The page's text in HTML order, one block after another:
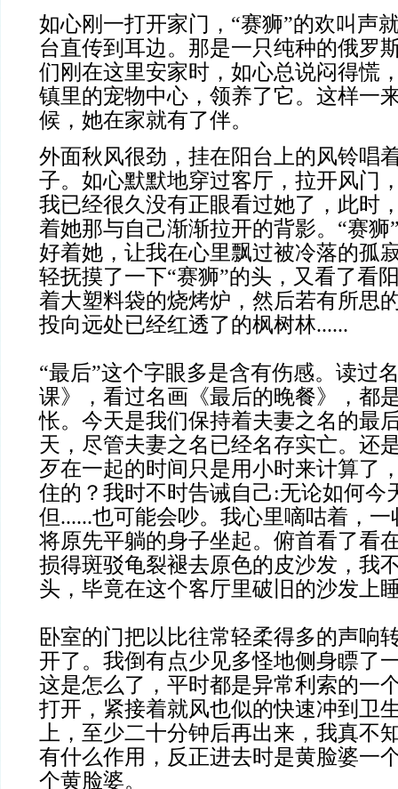
如心刚一打开家门，“赛狮”的欢叫声
台直传到耳边。那是一只纯种的俄罗
们刚在这里安家时，如心总说闷得慌
镇里的宠物中心，领养了它。这样一
候，她在家就有了伴。
外面秋风很劲，挂在阳台上的风铃唱
子。如心默默地穿过客厅，拉开风门
我已经很久没有正眼看过她了，此时
着她那与自己渐渐拉开的背影。“赛狮
好着她，让我在心里飘过被冷落的孤
轻抚摸了一下“赛狮”的头，又看了看
着大塑料袋的烧烤炉，然后若有所思
投向远处已经红透了的枫树林......
“最后”这个字眼多是含有伤感。读过
课》，看过名画《最后的晚餐》，都
怅。今天是我们保持着夫妻之名的最
天，尽管夫妻之名已经名存实亡。还
歹在一起的时间只是用小时来计算了
住的？我时不时告诫自己:无论如何今
但......也可能会吵。我心里嘀咕着，
将原先平躺的身子坐起。俯首看了看
损得斑驳龟裂褪去原色的皮沙发，我
头，毕竟在这个客厅里破旧的沙发上
卧室的门把以比往常轻柔得多的声响
开了。我倒有点少见多怪地侧身瞟了
这是怎么了，平时都是异常利索的一
打开，紧接着就风也似的快速冲到卫
上，至少二十分钟后再出来，我真不
有什么作用，反正进去时是黄脸婆一
个黄脸婆。